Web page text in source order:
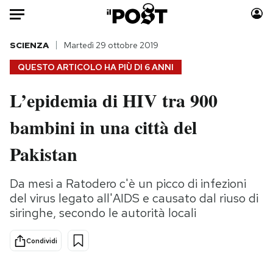
Auto
HOME
Italia
Politica
Tecnologia
Scienza
Cultura
Sport
Moda
Libri
Consumismi
Media
Europa
QUESTO ARTICOLO HA PIÙ DI 6 ANNI
SCIENZA Martedì 29 ottobre 2019
L’epidemia di HIV tra 900
bambini in una città del
Pakistan
Da mesi a Ratodero c'è un picco di infezioni
del virus legato all'AIDS e causato dal riuso di
siringhe, secondo le autorità locali
Condividi